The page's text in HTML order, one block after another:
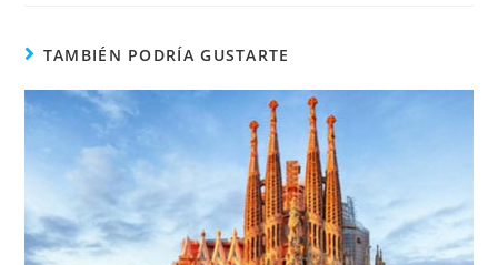
TAMBIÉN PODRÍA GUSTARTE